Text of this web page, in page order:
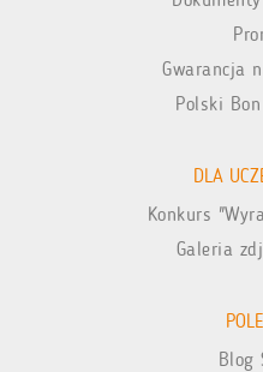
Gwarancja
Polski
DLA
Konkurs
Galeria
Blog